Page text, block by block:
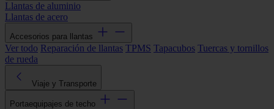
Llantas de aluminio
Llantas de acero
Accesorios para llantas
Ver todo Reparación de llantas TPMS Tapacubos Tuercas y tornillos
de rueda
Viaje y Transporte
Portaequipajes de techo